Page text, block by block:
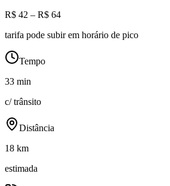
R$ 42 – R$ 64
tarifa pode subir em horário de pico
Tempo
33 min
c/ trânsito
Distância
18 km
estimada